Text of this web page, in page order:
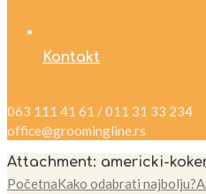
Kontakt
063 111 41 61 / 011 31 33 234
office@groomingline.rs
Attachment: americki-
PočetnaKako odabrati najbolju?